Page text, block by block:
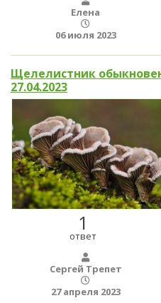
Елена
06 июля 2023
Щелелистник
27.04.2023
1
ответ
Сергей Трепет
27 апреля 2023